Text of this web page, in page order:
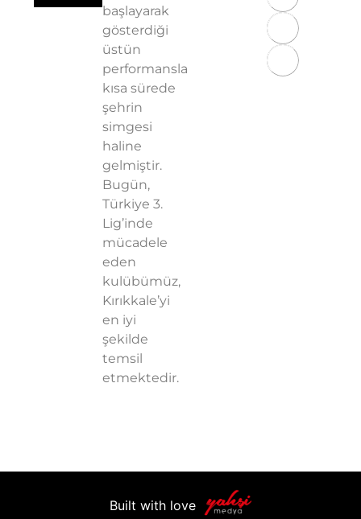
başlayarak
gösterdiği
üstün
performansla
kısa sürede
şehrin
simgesi
haline
gelmiştir.
Bugün,
Türkiye 3.
Lig’inde
mücadele
eden
kulübümüz,
Kırıkkale’yi
en iyi
şekilde
temsil
etmektedir.
Built with love